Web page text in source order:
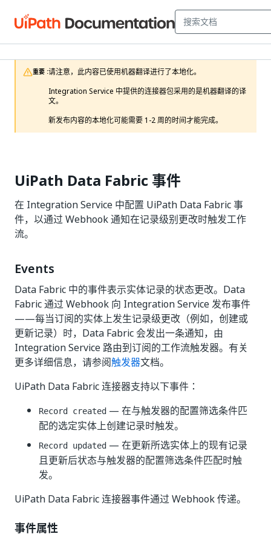
重要 :请注意，此内容已使用机器翻译进行了本地化。
Integration Service 中提供的连接器包采用的是机器翻译的译
文。
新发布内容的本地化可能需要 1-2 周的时间才能完成。
UiPath Data Fabric 事件
在 Integration Service 中配置 UiPath Data Fabric 事
件，以通过 Webhook 通知在记录级别更改时触发工作
流。
Events
Data Fabric 中的事件表示实体记录的状态更改。Data
Fabric 通过 Webhook 向 Integration Service 发布事件
——每当订阅的实体上发生记录级更改（例如，创建或
更新记录）时，Data Fabric 会发出一条通知，由
Integration Service 路由到订阅的工作流触发器。有关
更多详细信息，请参阅触发器文档。
UiPath Data Fabric 连接器支持以下事件：
Record created — 在与触发器的配置筛选条件匹
配的选定实体上创建记录时触发。
Record updated — 在更新所选实体上的现有记录
且更新后状态与触发器的配置筛选条件匹配时触
发。
UiPath Data Fabric 连接器事件通过 Webhook 传递。
事件属性